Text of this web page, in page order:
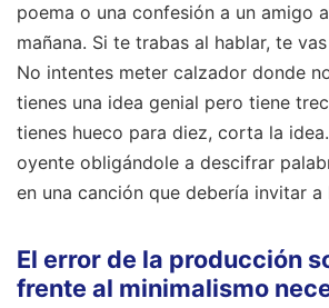
poema o una confesión a un amigo
mañana. Si te trabas al hablar, te
No intentes meter calzador donde
tienes una idea genial pero tiene
tienes hueco para diez, corta la
oyente obligándole a descifrar
en una canción que debería invitar
El error de la producción
frente al minimalismo